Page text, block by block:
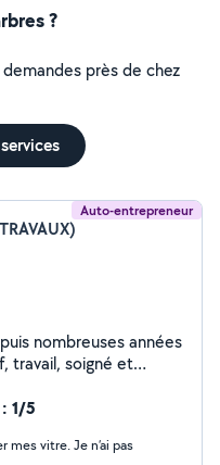
?
près de chez
Auto-entrepreneur
nombreuses années
travail, soigné et
1/5
mes vitre. Je n’ai pas